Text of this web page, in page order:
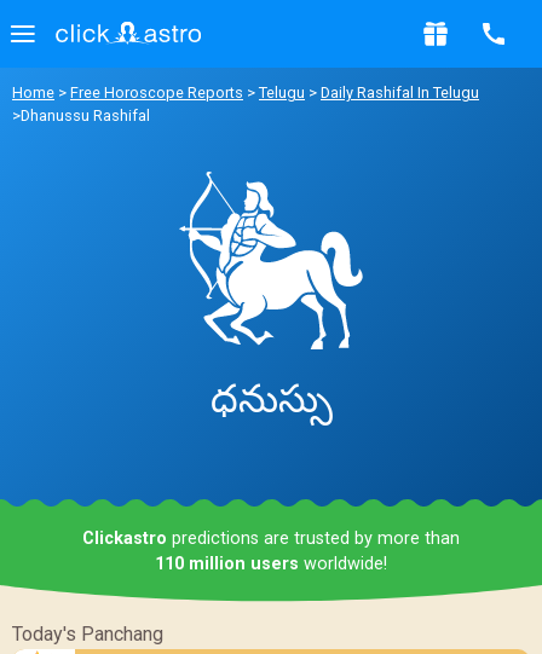
Home > Free Horoscope Reports > Telugu > Daily Rashifal In Telugu
>Dhanussu Rashifal
ధనుస్సు
Clickastro predictions are trusted by more than
110 million users worldwide!
Today's Panchang